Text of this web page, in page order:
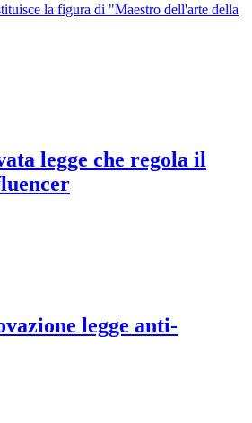
la figura di "Maestro dell'arte della
legge che regola il
legge anti-